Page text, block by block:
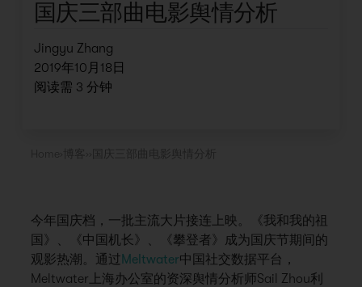
国庆三部曲电影舆情分析
Jingyu Zhang
2019年10月18日
阅读需 3 分钟
国庆三部曲电影舆情分析
今年国庆档，一批主流大片接连上映。《我和我的祖
国》、《中国机长》、《攀登者》成为国庆节期间的
观影热潮。通过 Meltwater中国社交数据平台，
Meltwater上海办公室的资深舆情分析师Sail Zhou利